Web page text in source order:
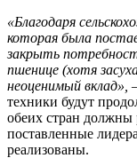
«Благодаря
которая была
закрыть
пшенице (хотя
неоценимый вклад»,
техники будут
обеих стран должны
поставленные
реализованы.